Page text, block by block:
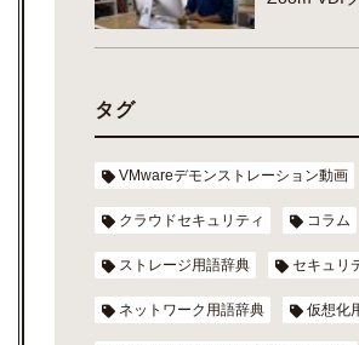
タグ
VMwareデモンストレーション動画
クラウドセキュリティ コラム
ストレージ用語辞典 セキュリ
ネットワーク用語辞典 仮想化